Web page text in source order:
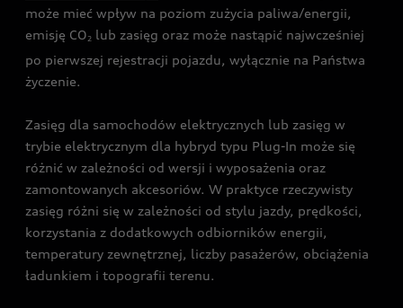
może mieć wpływ na poziom zużycia paliwa/energii,
emisję CO2 lub zasięg oraz może nastąpić najwcześniej
po pierwszej rejestracji pojazdu, wyłącznie na Państwa
życzenie.
Zasięg dla samochodów elektrycznych lub zasięg w
trybie elektrycznym dla hybryd typu Plug-In może się
różnić w zależności od wersji i wyposażenia oraz
zamontowanych akcesoriów. W praktyce rzeczywisty
zasięg różni się w zależności od stylu jazdy, prędkości,
korzystania z dodatkowych odbiorników energii,
temperatury zewnętrznej, liczby pasażerów, obciążenia
ładunkiem i topografii terenu.